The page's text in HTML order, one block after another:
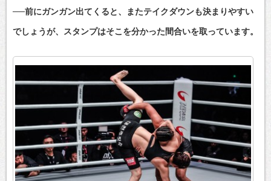
──前にガンガン出てくると、またテイクダウンも決まりやすい
でしょうが、スタンプはそこを分かった間合いを取っています。